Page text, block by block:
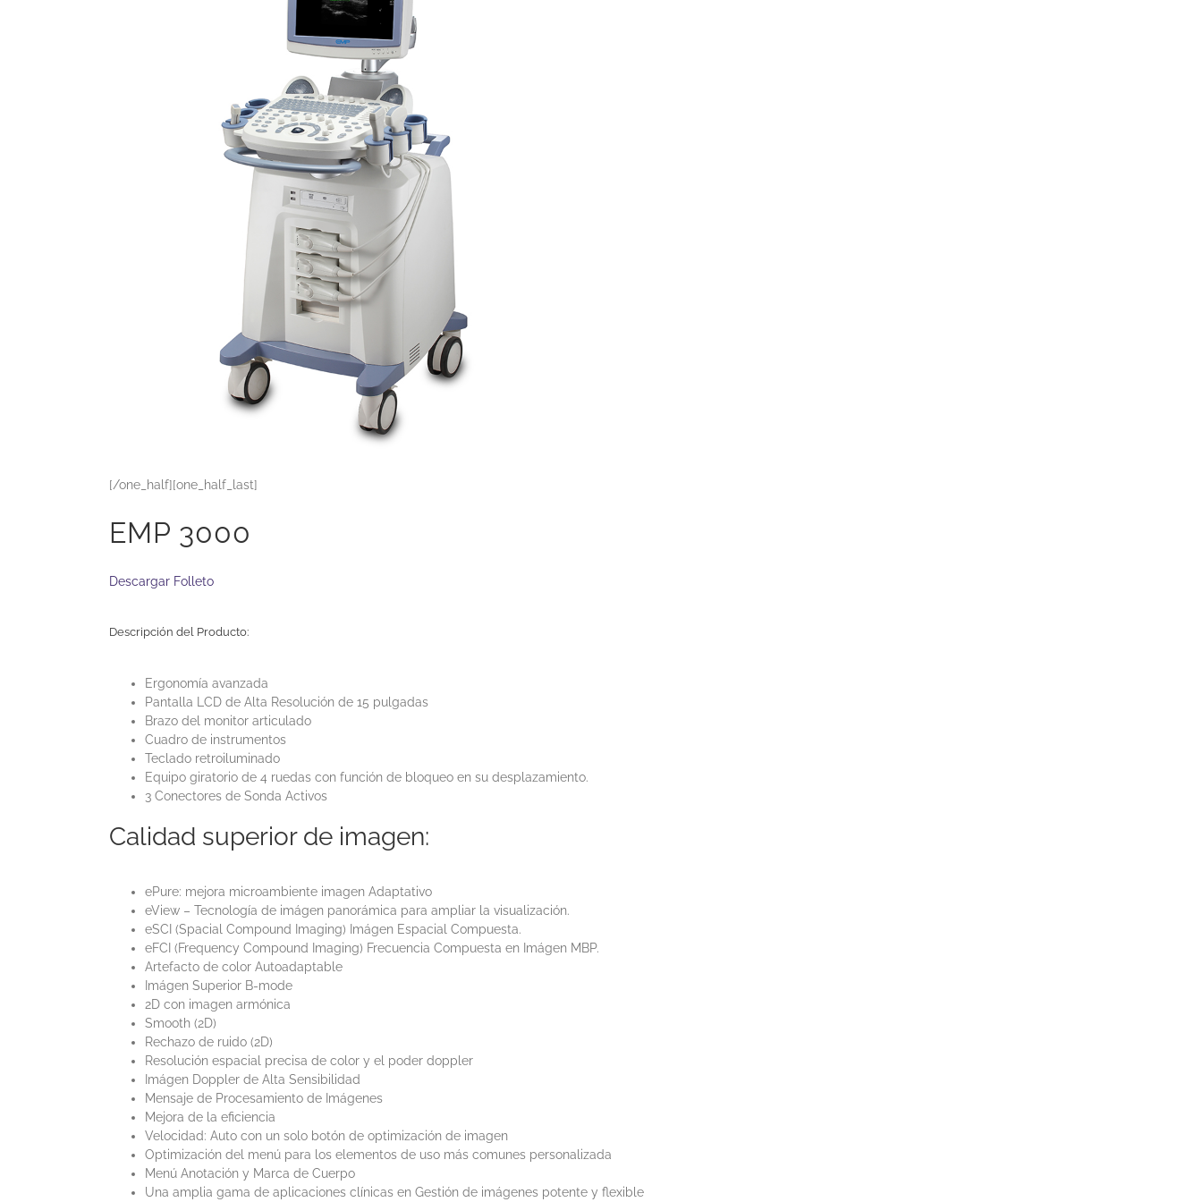
[/one_half][one_half_last]
EMP 3000
Descargar Folleto
Descripción del Producto:
Ergonomía avanzada
Pantalla LCD de Alta Resolución de 15 pulgadas
Brazo del monitor articulado
Cuadro de instrumentos
Teclado retroiluminado
Equipo giratorio de 4 ruedas con función de bloqueo en su desplazamiento.
3 Conectores de Sonda Activos
Calidad superior de imagen:
ePure: mejora microambiente imagen Adaptativo
eView – Tecnología de imágen panorámica para ampliar la visualización.
eSCI (Spacial Compound Imaging) Imágen Espacial Compuesta.
eFCI (Frequency Compound Imaging) Frecuencia Compuesta en Imágen MBP.
Artefacto de color Autoadaptable
Imágen Superior B-mode
2D con imagen armónica
Smooth (2D)
Rechazo de ruido (2D)
Resolución espacial precisa de color y el poder doppler
Imágen Doppler de Alta Sensibilidad
Mensaje de Procesamiento de Imágenes
Mejora de la eficiencia
Velocidad: Auto con un solo botón de optimización de imagen
Optimización del menú para los elementos de uso más comunes personalizada
Menú Anotación y Marca de Cuerpo
Una amplia gama de aplicaciones clínicas en Gestión de imágenes potente y flexible